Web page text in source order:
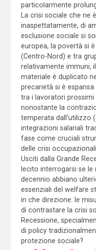
particolarmente
La crisi sociale che ne
inaspettatamente, di
esclusione sociale si
europea, la povertà si
(Centro-Nord) e tra
relativamente immuni,
materiale è duplicato
precarietà si è
tra i lavoratori
nonostante la
temperata dall’utilizzo
integrazioni salariali
fase come cruciali
delle crisi occupazionali.
Usciti dalla Grande
lecito interrogarsi se
decennio abbiano
essenziali del welfare
in che direzione: le
di contrastare la crisi
Recessione,
di policy
protezione sociale?